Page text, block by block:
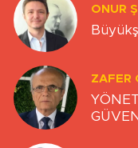
ONUR
ZAFER
GÜVEN